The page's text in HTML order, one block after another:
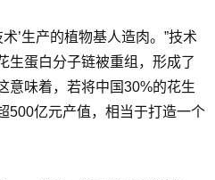
’生产的植物基人造肉。”技术
生蛋白分子链被重组，形成了
意味着，若将中国30%的花生
500亿元产值，相当于打造一个